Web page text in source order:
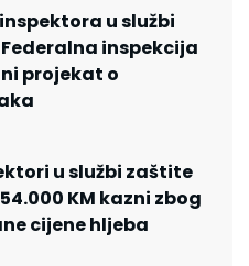
u službi
inspekcija
projekat o
u službi zaštite
KM kazni zbog
cijene hljeba